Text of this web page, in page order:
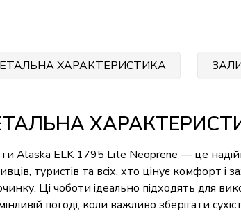
ХАРАКТЕРИСТИКА
Alaska ELK 1795 Lite Neoprene — це
туристів та всіх, хто цінує комфорт і
Ці чоботи ідеально підходять для
погоді, коли важливо зберігати